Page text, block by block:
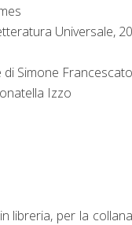
Universale,
Simone Francescato
Izzo
libreria, per la